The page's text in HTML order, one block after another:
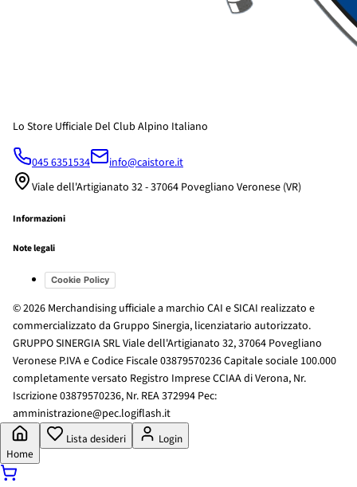
Lo Store Ufficiale Del Club Alpino Italiano
045 6351534
info@caistore.it
Viale dell'Artigianato 32 - 37064 Povegliano Veronese (VR)
Informazioni
Note legali
Cookie Policy
© 2026 Merchandising ufficiale a marchio CAI e SICAI realizzato e
commercializzato da Gruppo Sinergia, licenziatario autorizzato.
GRUPPO SINERGIA SRL Viale dell'Artigianato 32, 37064 Povegliano
Veronese P.IVA e Codice Fiscale 03879570236 Capitale sociale 100.000
completamente versato Registro Imprese CCIAA di Verona, Nr.
Iscrizione 03879570236, Nr. REA 372994 Pec:
amministrazione@pec.logiflash.it
Home
Lista desideri Login